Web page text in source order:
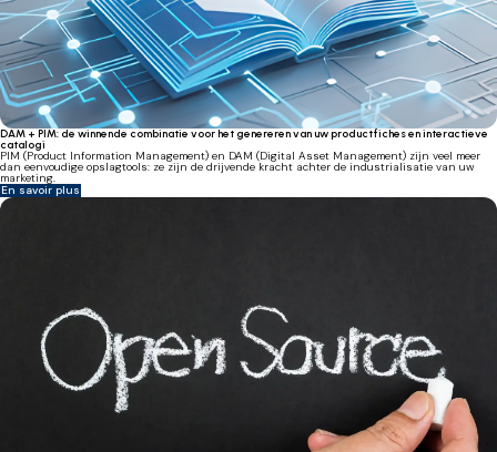
DAM + PIM: de winnende combinatie voor het genereren van uw productfiches en interactieve
catalogi
PIM (Product Information Management) en DAM (Digital Asset Management) zijn veel meer
dan eenvoudige opslagtools: ze zijn de drijvende kracht achter de industrialisatie van uw
marketing.
En savoir plus